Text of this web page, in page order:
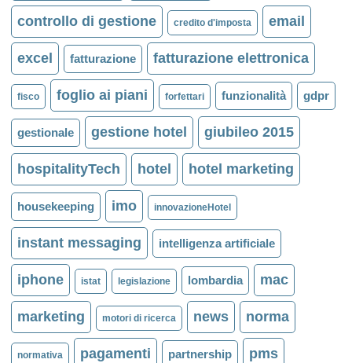
controllo di gestione credito d'imposta email
excel fatturazione fatturazione elettronica
fisco foglio ai piani forfettari funzionalità gdpr
gestionale gestione hotel giubileo 2015
hospitalityTech hotel hotel marketing
housekeeping imo innovazioneHotel
instant messaging intelligenza artificiale
iphone istat legislazione lombardia mac
marketing motori di ricerca news norma
normativa pagamenti partnership pms